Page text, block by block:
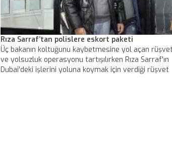
Rıza Sarraf’tan polislere eskort paketi
Üç bakanın koltuğunu kaybetmesine yol açan rüşvet
ve yolsuzluk operasyonu tartışılırken Rıza Sarraf'ın
Dubai'deki işlerini yoluna koymak için verdiği rüşvet